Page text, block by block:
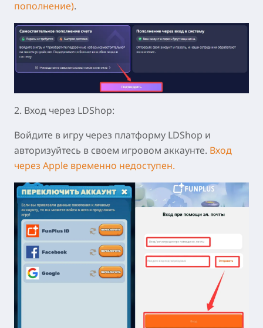
пополнение).
2. Вход через LDShop:
Войдите в игру через платформу LDShop и
авторизуйтесь в своем игровом аккаунте. Вход
через Apple временно недоступен.